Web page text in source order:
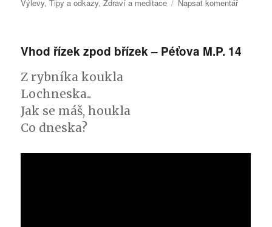
Výlevy,Tipy a odkazy,Zdraví a meditace Napsat komentářpro
Český
Vhod řízek zpod břízek – Péťova M.P. 14
Z rybníka koukla
Lochneska..
Jak se máš, houkla
Co dneska?